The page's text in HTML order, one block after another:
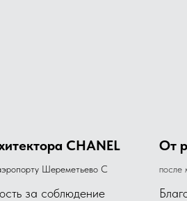
CHANEL
Шереметьево С
за соблюдение
От
после